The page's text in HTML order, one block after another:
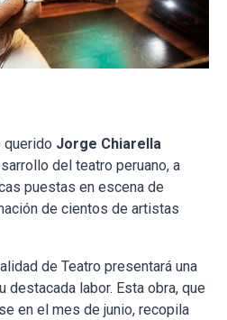
querido Jorge Chiarella
del teatro peruano, a
puestas en escena de
de cientos de artistas
de Teatro presentará una
destacada labor. Esta obra, que
en el mes de junio, recopila